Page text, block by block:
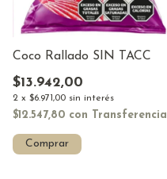
Coco Rallado SIN TACC
$13.942,00
2 x $6.971,00 sin interés
$12.547,80 con Transferencia